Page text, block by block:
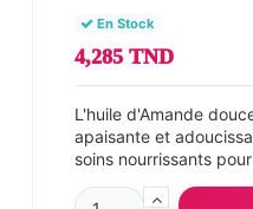
En Stock
4,285 TND
L'huile d'Amande
apaisante et
soins nourrissants